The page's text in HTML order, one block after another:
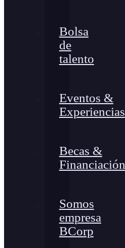
Bolsa
de
talento
Eventos &
Experiencias
Becas &
Financiación
Somos
empresa
BCorp